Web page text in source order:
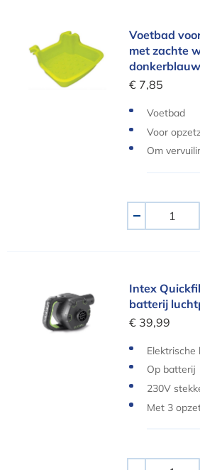
Voetbad voor zwembaden
Voetbad
met zachte
donkerblauw
€ 7,85
Voetbad
Voor
Om
Intex Quickfill 12V/230V
Intex
batterij
€ 39,99
Elektrische
Op batterij
230V
Met 3